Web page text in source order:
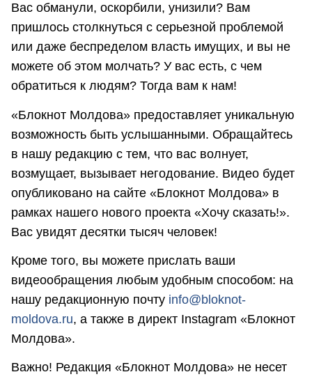
Вас обманули, оскорбили, унизили? Вам
пришлось столкнуться с серьезной проблемой
или даже беспределом власть имущих, и вы не
можете об этом молчать? У вас есть, с чем
обратиться к людям? Тогда вам к нам!
«Блокнот Молдова» предоставляет уникальную
возможность быть услышанными. Обращайтесь
в нашу редакцию с тем, что вас волнует,
возмущает, вызывает негодование. Видео будет
опубликовано на сайте «Блокнот Молдова» в
рамках нашего нового проекта «Хочу сказать!».
Вас увидят десятки тысяч человек!
Кроме того, вы можете прислать ваши
видеообращения любым удобным способом: на
нашу редакционную почту info@bloknot-
moldova.ru, а также в директ Instagram «Блокнот
Молдова».
Важно! Редакция «Блокнот Молдова» не несет